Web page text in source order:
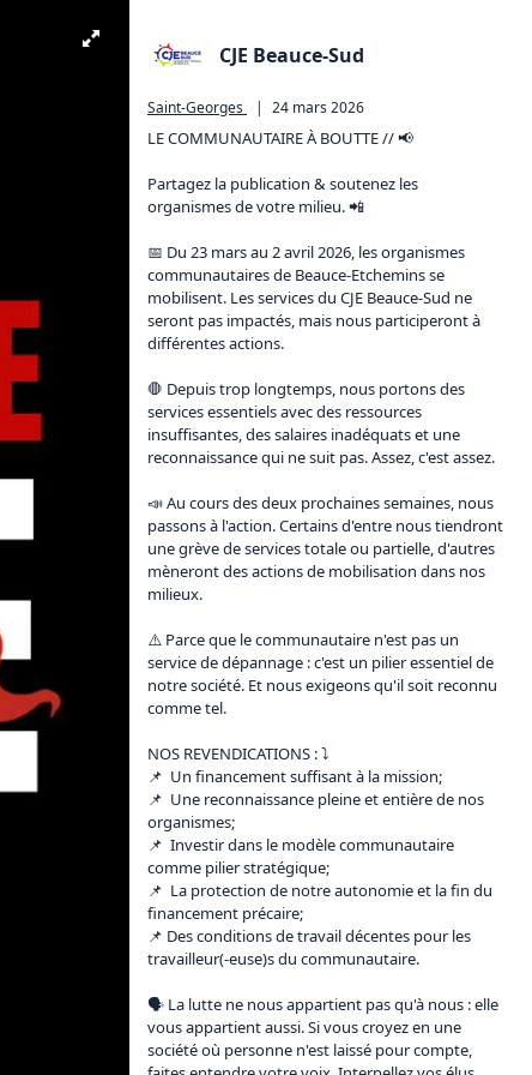
CJE Beauce-Sud
Saint-Georges | 24 mars 2026
LE COMMUNAUTAIRE À BOUTTE // 📢
Partagez la publication & soutenez les
organismes de votre milieu. 📲
📅 Du 23 mars au 2 avril 2026, les organismes
communautaires de Beauce-Etchemins se
mobilisent. Les services du CJE Beauce-Sud ne
seront pas impactés, mais nous participeront à
différentes actions.
🛑 Depuis trop longtemps, nous portons des
services essentiels avec des ressources
insuffisantes, des salaires inadéquats et une
reconnaissance qui ne suit pas. Assez, c'est assez.
📣 Au cours des deux prochaines semaines, nous
passons à l'action. Certains d'entre nous tiendront
une grève de services totale ou partielle, d'autres
mèneront des actions de mobilisation dans nos
milieux.
⚠️ Parce que le communautaire n'est pas un
service de dépannage : c'est un pilier essentiel de
notre société. Et nous exigeons qu'il soit reconnu
comme tel.
NOS REVENDICATIONS : ⤵️
📌  Un financement suffisant à la mission;
📌  Une reconnaissance pleine et entière de nos
organismes;
📌  Investir dans le modèle communautaire
comme pilier stratégique;
📌  La protection de notre autonomie et la fin du
financement précaire;
📌 Des conditions de travail décentes pour les
travailleur(-euse)s du communautaire.
🗣️ La lutte ne nous appartient pas qu'à nous : elle
vous appartient aussi. Si vous croyez en une
société où personne n'est laissé pour compte,